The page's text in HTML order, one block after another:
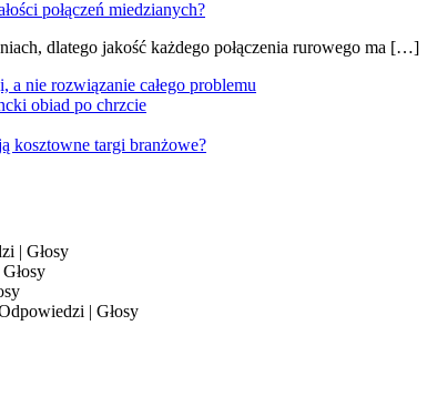
dlatego jakość każdego połączenia rurowego ma […]
nie rozwiązanie całego problemu
obiad po chrzcie
kosztowne targi branżowe?
| Głosy
Głosy
| Głosy